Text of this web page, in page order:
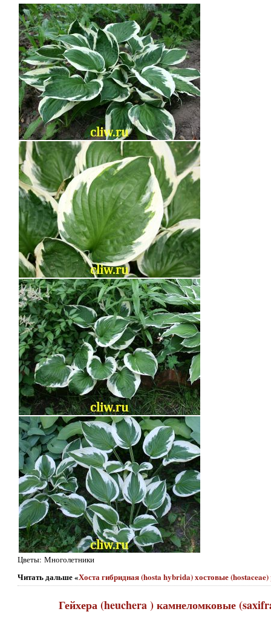
Цветы: Многолетники
Читать дальше «Хоста гибридная (hosta hybrida) хостовые
Гейхера (heuchera ) камнеломковые